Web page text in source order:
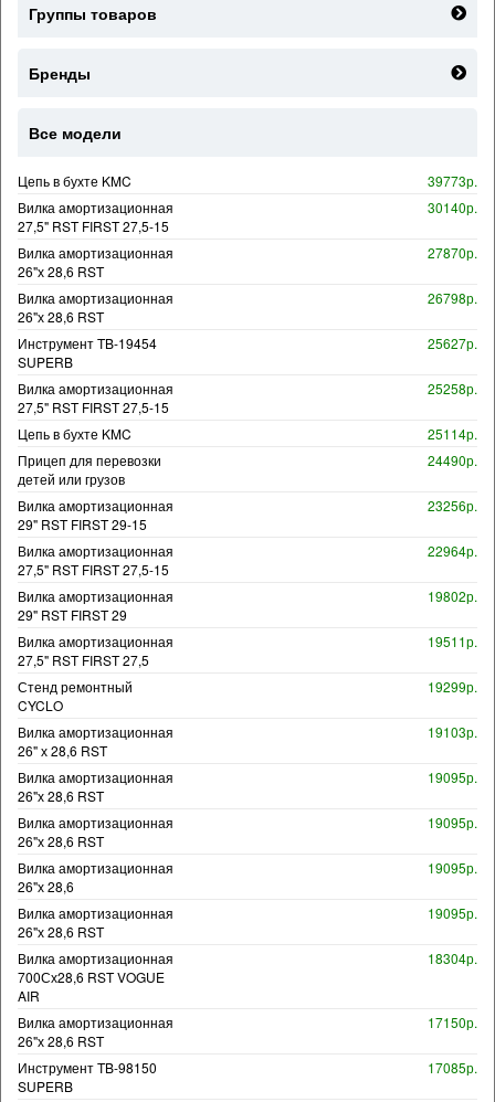
Группы товаров
Бренды
Все модели
Цепь в бухте KMC
39773р.
Вилка амортизационная
27,5" RST FIRST 27,5-15
30140р.
Вилка амортизационная
26"х 28,6 RST
27870р.
Вилка амортизационная
26"х 28,6 RST
26798р.
Инструмент TB-19454
SUPERB
25627р.
Вилка амортизационная
27,5" RST FIRST 27,5-15
25258р.
Цепь в бухте KMC
25114р.
Прицеп для перевозки
детей или грузов
24490р.
Вилка амортизационная
29" RST FIRST 29-15
23256р.
Вилка амортизационная
27,5" RST FIRST 27,5-15
22964р.
Вилка амортизационная
29" RST FIRST 29
19802р.
Вилка амортизационная
27,5" RST FIRST 27,5
19511р.
Стенд ремонтный
CYCLO
19299р.
Вилка амортизационная
26" х 28,6 RST
19103р.
Вилка амортизационная
26"х 28,6 RST
19095р.
Вилка амортизационная
26"х 28,6 RST
19095р.
Вилка амортизационная
26"х 28,6
19095р.
Вилка амортизационная
26"х 28,6 RST
19095р.
Вилка амортизационная
700Сх28,6 RST VOGUE
AIR
18304р.
Вилка амортизационная
26"х 28,6 RST
17150р.
Инструмент TB-98150
SUPERB
17085р.